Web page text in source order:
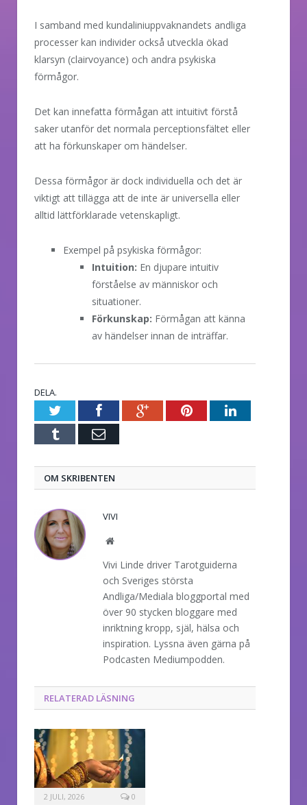
I samband med kundaliniuppvaknandets andliga
processer kan individer också utveckla ökad
klarsyn (clairvoyance) och andra psykiska
förmågor.
Det kan innefatta förmågan att intuitivt förstå
saker utanför det normala perceptionsfältet eller
att ha förkunskaper om händelser.
Dessa förmågor är dock individuella och det är
viktigt att tillägga att de inte är universella eller
alltid lättförklarade vetenskapligt.
Exempel på psykiska förmågor:
Intuition: En djupare intuitiv
förståelse av människor och
situationer.
Förkunskap: Förmågan att känna
av händelser innan de inträffar.
DELA.
TwitterFacebookGoogle+PinterestLinkedIn
Tumblr E-
OM SKRIBENTEN
VIVI
Website
Vivi Linde driver Tarotguiderna
och Sveriges största
Andliga/Mediala bloggportal med
över 90 stycken bloggare med
inriktning kropp, själ, hälsa och
inspiration. Lyssna även gärna på
Podcasten Mediumpodden.
RELATERAD LÄSNING
2 JULI, 2026 0